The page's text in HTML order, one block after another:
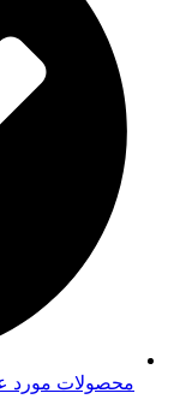
محصولات مورد